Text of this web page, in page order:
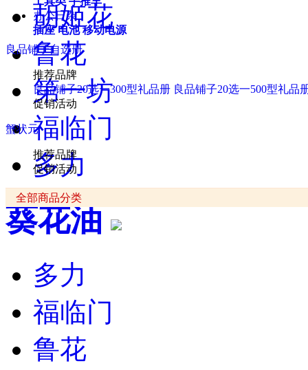
办公日杂
插座 电池 移动电源
良品铺子自选册
推荐品牌
良品铺子20选一300型礼品册 良品铺子20选一500型礼品
促销活动
蟹状元
推荐品牌
促销活动
全部商品分类
胡姬花
鲁花
第一坊
福临门
多力
葵花油
多力
福临门
鲁花